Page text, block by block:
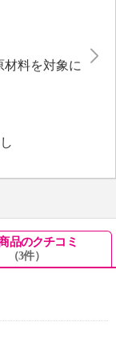
料を対象に
、コロンビ
品のクチコミ
（3件）